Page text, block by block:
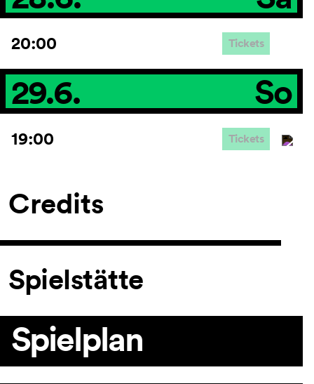
20:00 Tickets
29.6. So
19:00 Tickets
Credits
Spielstätte
Spielplan